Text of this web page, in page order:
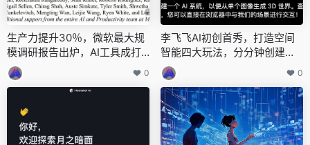
生产力提升30％，微软最大规
模调研报告出炉，AI工具成打
工人效率神器
0
李飞飞AI初创首秀，打造空间
智能四大玩法，分分钟创建新
世界，估值超10亿
0